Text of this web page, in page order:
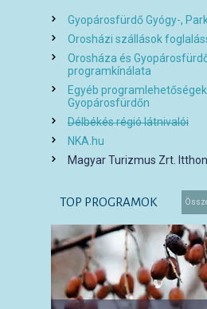
Gyopárosfürdő Gyógy-,
Orosházi szállások
Orosháza és
programkínálata
Egyéb
Gyopárosfürdőn
Délbékés régió látnivalói
NKA.hu
Magyar Turizmus Zrt.
TOP PROGRAMOK